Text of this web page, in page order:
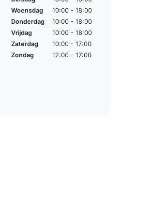
Woensdag
10:00 - 18:00
Donderdag
10:00 - 18:00
Vrijdag
10:00 - 18:00
Zaterdag
10:00 - 17:00
Zondag
12:00 - 17:00